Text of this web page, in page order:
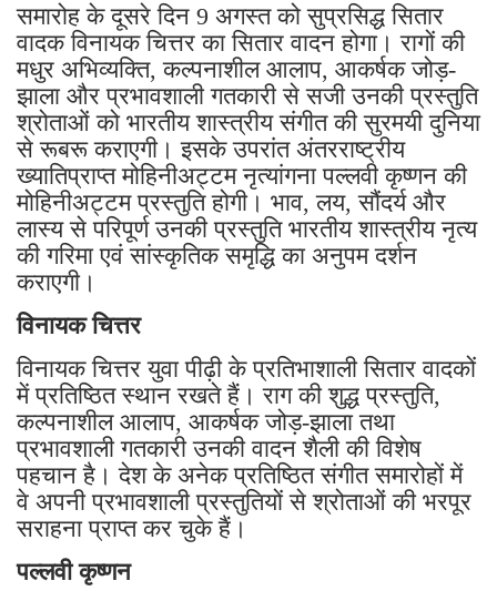
समारोह के दूसरे दिन 9 अगस्त को सुप्रसिद्ध सितार
वादक विनायक चित्तर का सितार वादन होगा। रागों की
मधुर अभिव्यक्ति, कल्पनाशील आलाप, आकर्षक जोड़-
झाला और प्रभावशाली गतकारी से सजी उनकी प्रस्तुति
श्रोताओं को भारतीय शास्त्रीय संगीत की सुरमयी दुनिया
से रूबरू कराएगी। इसके उपरांत अंतरराष्ट्रीय
ख्यातिप्राप्त मोहिनीअट्टम नृत्यांगना पल्लवी कृष्णन की
मोहिनीअट्टम प्रस्तुति होगी। भाव, लय, सौंदर्य और
लास्य से परिपूर्ण उनकी प्रस्तुति भारतीय शास्त्रीय नृत्य
की गरिमा एवं सांस्कृतिक समृद्धि का अनुपम दर्शन
कराएगी।
विनायक चित्तर
विनायक चित्तर युवा पीढ़ी के प्रतिभाशाली सितार वादकों
में प्रतिष्ठित स्थान रखते हैं। राग की शुद्ध प्रस्तुति,
कल्पनाशील आलाप, आकर्षक जोड़-झाला तथा
प्रभावशाली गतकारी उनकी वादन शैली की विशेष
पहचान है। देश के अनेक प्रतिष्ठित संगीत समारोहों में
वे अपनी प्रभावशाली प्रस्तुतियों से श्रोताओं की भरपूर
सराहना प्राप्त कर चुके हैं।
पल्लवी कृष्णन